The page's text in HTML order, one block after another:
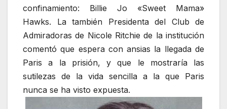
confinamiento: Billie Jo «Sweet Mama»
Hawks. La también Presidenta del Club de
Admiradoras de Nicole Ritchie de la institución
comentó que espera con ansias la llegada de
Paris a la prisión, y que le mostraría las
sutilezas de la vida sencilla a la que Paris
nunca se ha visto expuesta.